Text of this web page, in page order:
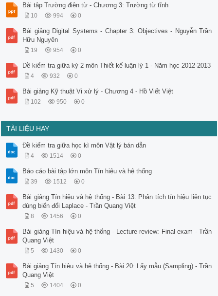
Bài tập Trường điện từ - Chương 3: Trường từ tĩnh
10 994 0
Bài giảng Digital Systems - Chapter 3: Objectives - Nguyễn Trần
Hữu Nguyên
19 954 0
Đề kiểm tra giữa kỳ 2 môn Thiết kế luận lý 1 - Năm học 2012-2013
4 932 0
Bài giảng Kỹ thuật Vi xử lý - Chương 4 - Hồ Viết Việt
102 950 0
TÀI LIỆU HAY
Đề kiểm tra giữa học kì môn Vật lý bán dẫn
4 1514 0
Báo cáo bài tập lớn môn Tín hiệu và hệ thống
39 1512 0
Bài giảng Tín hiệu và hệ thống - Bài 13: Phân tích tín hiệu liên tục
dùng biến đổi Laplace - Trần Quang Việt
8 1456 0
Bài giảng Tín hiệu và hệ thống - Lecture-review: Final exam - Trần
Quang Việt
5 1430 0
Bài giảng Tín hiệu và hệ thống - Bài 20: Lấy mẫu (Sampling) - Trần
Quang Việt
5 1404 0